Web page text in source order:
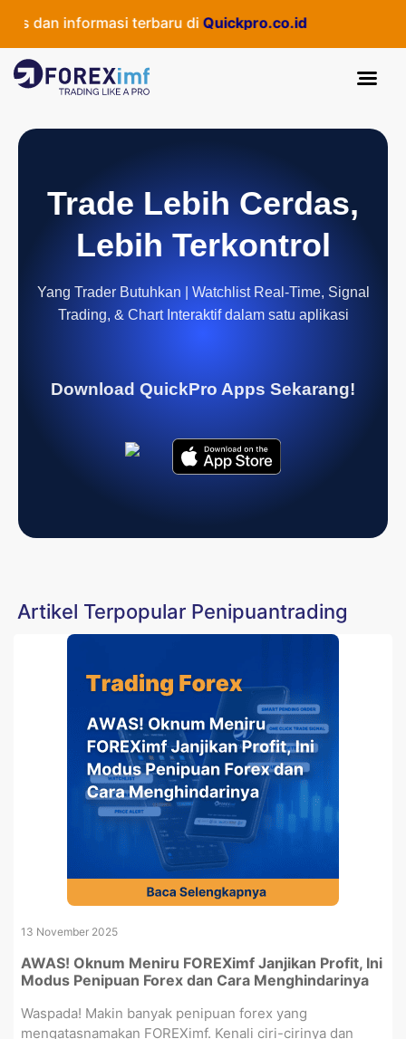
dan informasi terbaru di Quickpro.co.id
Trade Lebih Cerdas,
Lebih Terkontrol
Yang Trader Butuhkan | Watchlist Real-Time, Signal
Trading, & Chart Interaktif dalam satu aplikasi
Download QuickPro Apps Sekarang!
Artikel Terpopular Penipuantrading
13 November 2025
AWAS! Oknum Meniru FOREXimf Janjikan Profit, Ini
Modus Penipuan Forex dan Cara Menghindarinya
Waspada! Makin banyak penipuan forex yang
mengatasnamakan FOREXimf. Kenali ciri-cirinya dan